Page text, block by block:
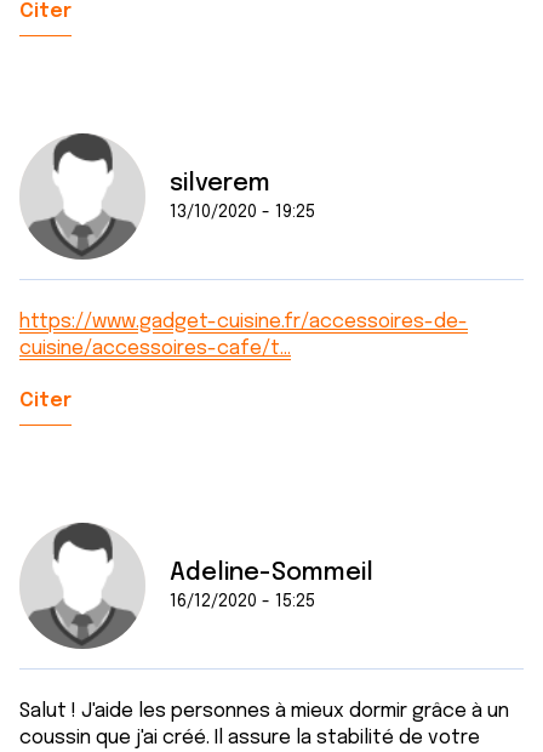
Citer
silverem
13/10/2020 - 19:25
https://www.gadget-cuisine.fr/accessoires-de-
cuisine/accessoires-cafe/t…
Citer
Adeline-Sommeil
16/12/2020 - 15:25
Salut ! J'aide les personnes à mieux dormir grâce à un
coussin que j'ai créé. Il assure la stabilité de votre